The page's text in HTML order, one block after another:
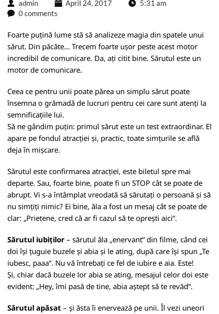
admin April 24, 2017
5:31 am
0 comments
Foarte puțină lume stă să analizeze magia din spatele unui
sărut. Din păcăte… Trecem foarte ușor peste acest motor
incredibil de comunicare. Da, ați citit bine. Sărutul este un
motor de comunicare.
Ceea ce pentru unii poate părea un simplu sărut poate
însemna o grămadă de lucruri pentru cei care sunt atenți la
semnificațiile lui.
Să ne gândim puțin: primul sărut este un test extraordinar. El
apare pe fondul atracției și, practic, toate simțurile se află
deja în mișcare.
Sărutul este confirmarea atracției, este biletul spre mai
departe. Sau, foarte bine, poate fi un STOP cât se poate de
abrupt. Vi s-a întâmplat vreodată să sărutați o persoană și să
nu simțiți nimic? Ei bine, ăla a fost un mesaj cât se poate de
clar: „Prietene, cred că ar fi cazul să te oprești aici“.
Sărutul iubiților – sărutul ăla „enervant“ din filme, când cei
doi își țuguie buzele și abia și le ating, după care își spun „Te
iubesc, paaa“. Nu vă întrebați ce fel de iubire e aia. Este!
Și, chiar dacă buzele lor abia se ating, mesajul celor doi este
evident: „Hey, îmi pasă de tine, abia aștept să te revăd“.
Sărutul apăsat – și ăsta îi enervează pe unii. Îl vezi uneori